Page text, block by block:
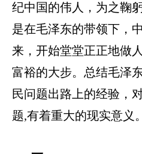
纪中国的伟人，为之鞠
是在毛泽东的带领下，
来，开始堂堂正正地做
富裕的大步。总结毛泽
民问题出路上的经验 ，
题,有着重大的现实意义。